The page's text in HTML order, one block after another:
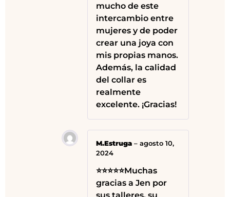
mucho de este
intercambio entre
mujeres y de poder
crear una joya con
mis propias manos.
Además, la calidad
del collar es
realmente
excelente. ¡Gracias!
M.Estruga – agosto 10,
2024
⭐⭐⭐⭐⭐Muchas
gracias a Jen por